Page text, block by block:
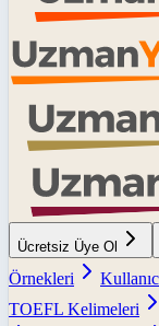
Ücretsiz Üye Ol
Örnekleri
TOEFL Kelimeleri